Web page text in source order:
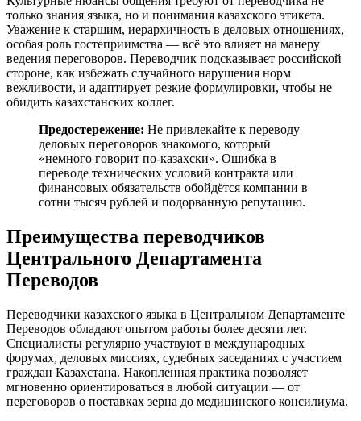
только знания языка, но и понимания казахского этикета.
Уважение к старшим, иерархичность в деловых отношениях,
особая роль гостеприимства — всё это влияет на манеру
ведения переговоров. Переводчик подсказывает российской
стороне, как избежать случайного нарушения норм
вежливости, и адаптирует резкие формулировки, чтобы не
обидить казахстанских коллег.
Предостережение: Не привлекайте к переводу
деловых переговоров знакомого, который
«немного говорит по-казахски». Ошибка в
переводе технических условий контракта или
финансовых обязательств обойдётся компании в
сотни тысяч рублей и подорванную репутацию.
Преимущества переводчиков
Центрального Департамента
Переводов
Переводчики казахского языка в Центральном Департаменте
Переводов обладают опытом работы более десяти лет.
Специалисты регулярно участвуют в международных
форумах, деловых миссиях, судебных заседаниях с участием
граждан Казахстана. Накопленная практика позволяет
мгновенно ориентироваться в любой ситуации — от
переговоров о поставках зерна до медицинского консилиума.